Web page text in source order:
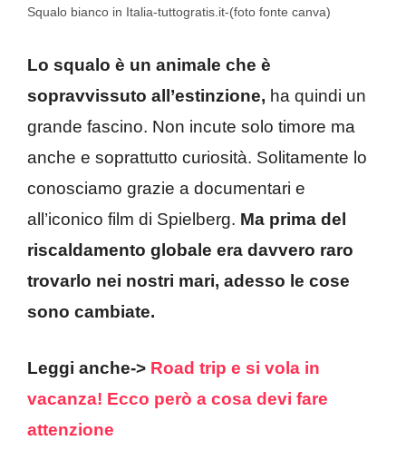
Squalo bianco in Italia-tuttogratis.it-(foto fonte canva)
Lo squalo è un animale che è
sopravvissuto all’estinzione, ha quindi un
grande fascino. Non incute solo timore ma
anche e soprattutto curiosità. Solitamente lo
conosciamo grazie a documentari e
all’iconico film di Spielberg. Ma prima del
riscaldamento globale era davvero raro
trovarlo nei nostri mari, adesso le cose
sono cambiate.
Leggi anche-> Road trip e si vola in
vacanza! Ecco però a cosa devi fare
attenzione